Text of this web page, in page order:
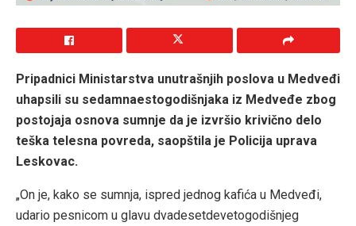
Pripadnici Ministarstva unutrašnjih poslova u Medveđi
uhapsili su sedamnaestogodišnjaka iz Medveđe zbog
postojaja osnova sumnje da je izvršio krivično delo
teška telesna povreda, saopštila je Policija uprava
Leskovac.
„On je, kako se sumnja, ispred jednog kafića u Medveđi,
udario pesnicom u glavu dvadesetdevetogodišnjeg